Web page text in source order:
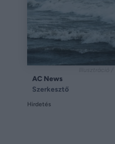
AC News
Szerkesztő
Hirdetés